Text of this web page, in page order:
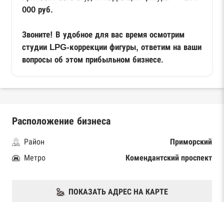
000 руб.
Звоните! В удобное для вас время осмотрим
студии LPG-коррекции фигуры, ответим на ваши
вопросы об этом прибыльном бизнесе.
Расположение бизнеса
Район
Приморский
Метро
Комендантский проспект
ПОКАЗАТЬ АДРЕС НА КАРТЕ